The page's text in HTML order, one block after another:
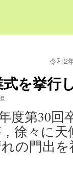
令和2
を挙行
度第30回
徐々に
の門出